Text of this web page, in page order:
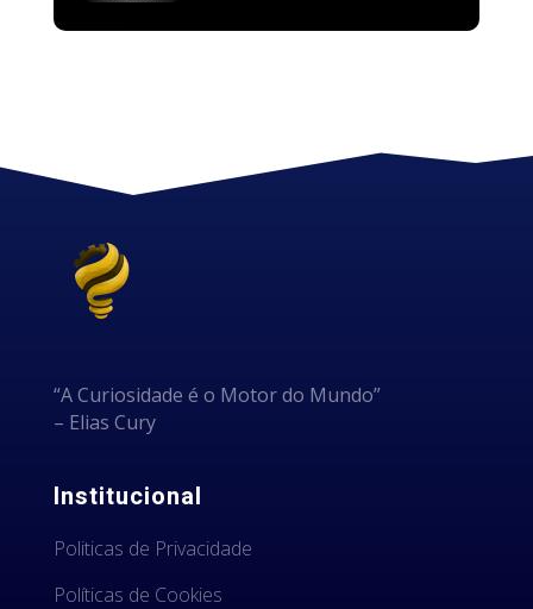
“A Curiosidade é o Motor do Mundo”
– Elias Cury
Institucional
Politicas de Privacidade
Políticas de Cookies